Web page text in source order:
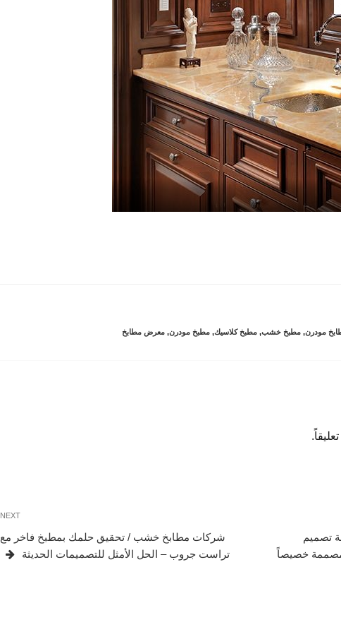
مودرن,مطبخ خشب,مطبخ كلاسيك,مطبخ مودرن,معرض مطابخ
تصميم
خصيصاً
NEXT
شركات مطابخ خشب / تحقيق حلمك بمطبخ فاخر مع
تراست جروب – الحل الأمثل للتصميمات الحديثة